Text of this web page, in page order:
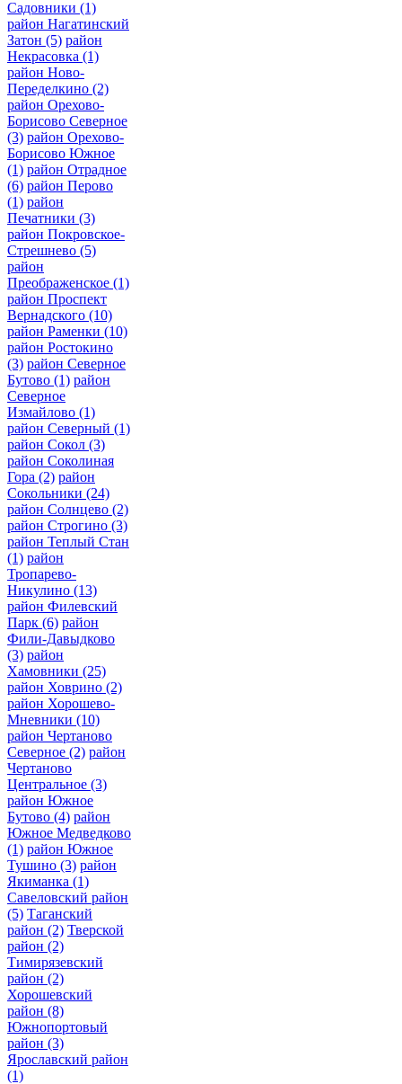
Садовники (1)
район Нагатинский
Затон (5) район
Некрасовка (1)
район Ново-
Переделкино (2)
район Орехово-
Борисово Северное
(3) район Орехово-
Борисово Южное
(1) район Отрадное
(6) район Перово
(1) район
Печатники (3)
район Покровское-
Стрешнево (5)
район
Преображенское (1)
район Проспект
Вернадского (10)
район Раменки (10)
район Ростокино
(3) район Северное
Бутово (1) район
Северное
Измайлово (1)
район Северный (1)
район Сокол (3)
район Соколиная
Гора (2) район
Сокольники (24)
район Солнцево (2)
район Строгино (3)
район Теплый Стан
(1) район
Тропарево-
Никулино (13)
район Филевский
Парк (6) район
Фили-Давыдково
(3) район
Хамовники (25)
район Ховрино (2)
район Хорошево-
Мневники (10)
район Чертаново
Северное (2) район
Чертаново
Центральное (3)
район Южное
Бутово (4) район
Южное Медведково
(1) район Южное
Тушино (3) район
Якиманка (1)
Савеловский район
(5) Таганский
район (2) Тверской
район (2)
Тимирязевский
район (2)
Хорошевский
район (8)
Южнопортовый
район (3)
Ярославский район
(1)